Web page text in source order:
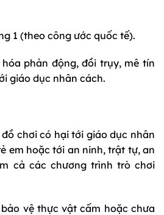
1 (theo công ước quốc tế).
phản động, đồi trụy, mê tín
giáo dục nhân cách.
chơi có hại tới giáo dục nhân
em hoặc tới an ninh, trật tự, an
cả các chương trình trò chơi
vệ thực vật cấm hoặc chưa